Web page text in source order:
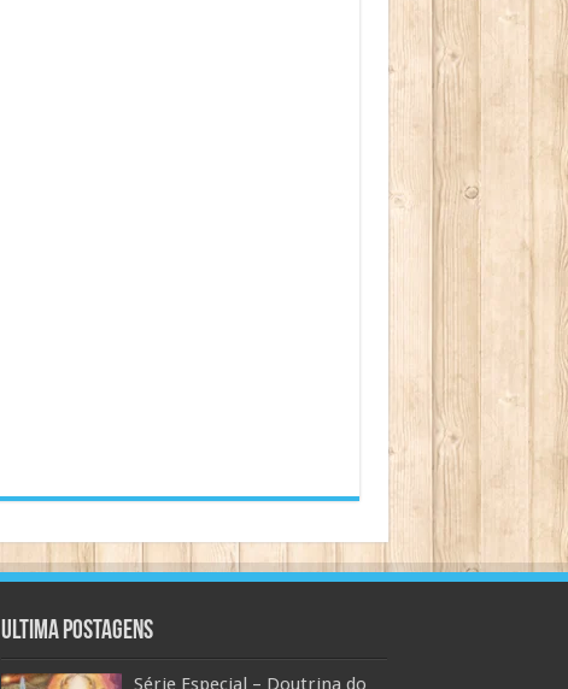
Ultima Postagens
Série Especial – Doutrina do